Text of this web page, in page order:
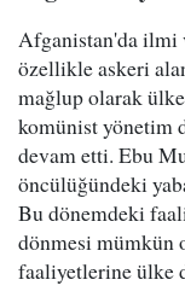
Afganistan'da ilmi
özellikle askeri
mağlup olarak
komünist yönetim
devam etti. Ebu
öncülüğündeki
Bu dönemdeki
dönmesi mümkün
faaliyetlerine ülke